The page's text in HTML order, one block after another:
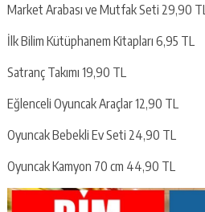
Market Arabası ve Mutfak Seti 29,90 TL
İlk Bilim Kütüphanem Kitapları 6,95 TL
Satranç Takımı 19,90 TL
Eğlenceli Oyuncak Araçlar 12,90 TL
Oyuncak Bebekli Ev Seti 24,90 TL
Oyuncak Kamyon 70 cm 44,90 TL